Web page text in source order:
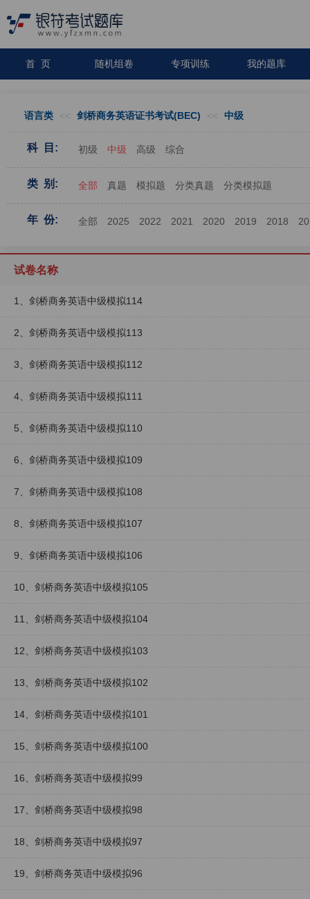
首 页 随机组卷 专项训练 我的题库
语言类 << 剑桥商务英语证书考试(BEC) << 中级
科 目: 初级 中级 高级 综合
类 别: 全部 真题 模拟题 分类真题 分类模拟题
年 份: 全部 2025 2022 2021 2020 2019 2018
试卷名称
1、剑桥商务英语中级模拟114
2、剑桥商务英语中级模拟113
3、剑桥商务英语中级模拟112
4、剑桥商务英语中级模拟111
5、剑桥商务英语中级模拟110
6、剑桥商务英语中级模拟109
7、剑桥商务英语中级模拟108
8、剑桥商务英语中级模拟107
9、剑桥商务英语中级模拟106
10、剑桥商务英语中级模拟105
11、剑桥商务英语中级模拟104
12、剑桥商务英语中级模拟103
13、剑桥商务英语中级模拟102
14、剑桥商务英语中级模拟101
15、剑桥商务英语中级模拟100
16、剑桥商务英语中级模拟99
17、剑桥商务英语中级模拟98
18、剑桥商务英语中级模拟97
19、剑桥商务英语中级模拟96